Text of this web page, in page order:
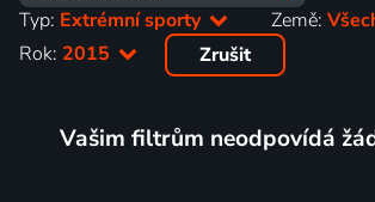
Typ: Extrémní sporty Země:
Rok: 2015 Zrušit
Vašim filtrům neodpovídá